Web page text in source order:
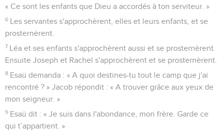
« Ce sont les enfants que Dieu a accordés à ton serviteur. »
6 Les servantes s'approchèrent, elles et leurs enfants, et se
prosternèrent.
7 Léa et ses enfants s'approchèrent aussi et se prosternèrent.
Ensuite Joseph et Rachel s'approchèrent et se prosternèrent.
8 Esaü demanda : « A quoi destines-tu tout le camp que j'ai
rencontré ? » Jacob répondit : « A trouver grâce aux yeux de
mon seigneur. »
9 Esaü dit : « Je suis dans l'abondance, mon frère. Garde ce
qui t’appartient. »